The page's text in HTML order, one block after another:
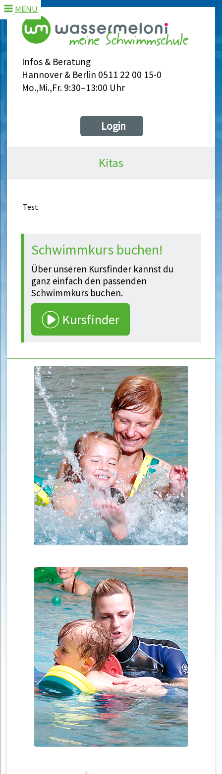
Infos & Beratung
Hannover & Berlin 0511 22 00 15-0
Mo.,Mi.,Fr. 9:30–13:00 Uhr
MENU
Login
Kitas
Test
Schwimmkurs buchen!
Über unseren Kursfinder kannst du
ganz einfach den passenden
Schwimmkurs buchen.
Kursfinder